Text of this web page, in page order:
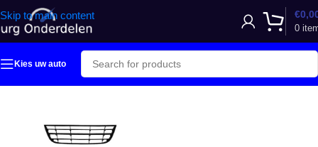
Skip to main content
0
€
Kies uw auto